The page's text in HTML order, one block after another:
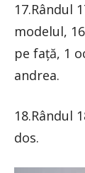
17.Rândul
modelul,
pe față, 1
andrea.
18.Rândul
dos.